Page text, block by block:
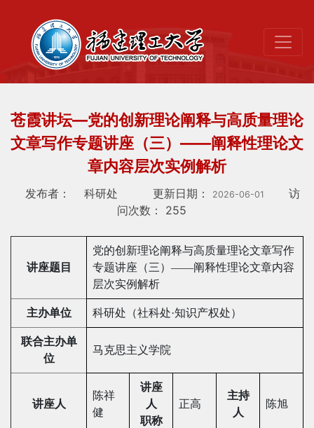
苍霞讲坛—党的创新理论阐释与高质量理论
文章写作专题讲座（三）——阐释性理论文
章内容层次实例解析
发布者： 科研处 更新日期： 2026-06-01
访
问次数： 255
讲座题目
党的创新理论阐释与高质量理论文章写作
专题讲座（三）——阐释性理论文章内容
层次实例解析
主办单位 科研处（社科处·知识产权处）
联合主办单
位
马克思主义学院
讲座人
陈祥
健
讲座
人
职称
正高
主持
人
陈旭